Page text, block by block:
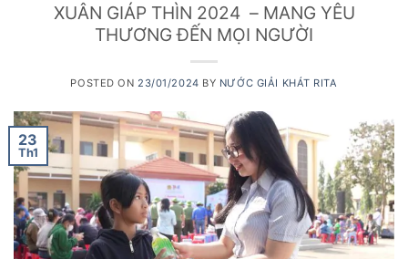
XUÂN GIÁP THÌN 2024 – MANG YÊU
THƯƠNG ĐẾN MỌI NGƯỜI
POSTED ON23/01/2024 BY NƯỚC GIẢI KHÁT RITA
23
Th1